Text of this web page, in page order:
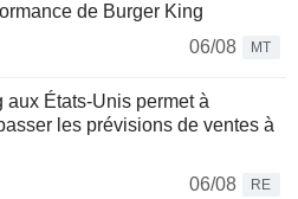
de Burger King
06/08
MT
aux États-Unis permet à
les prévisions de ventes à
06/08
RE